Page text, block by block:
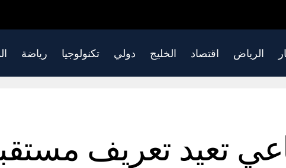
الرياض اقتصاد الخليج دولي تكنولوجيا رياضة
تعيد تعريف